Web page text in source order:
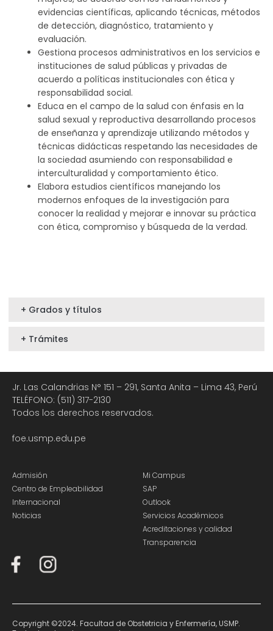
evidencias científicas, aplicando técnicas, métodos
de detección, diagnóstico, tratamiento y
evaluación.
Gestiona procesos administrativos en los servicios e
instituciones de salud públicas y privadas de
acuerdo a políticas institucionales con ética y
responsabilidad social.
Educa en el campo de la salud con énfasis en la
salud sexual y reproductiva desarrollando procesos
de enseñanza y aprendizaje utilizando métodos y
técnicas didácticas respetando las necesidades de
la sociedad asumiendo con responsabilidad e
interculturalidad y comportamiento ético.
Elabora estudios científicos manejando los
modernos enfoques de la investigación para
conocer la realidad y mejorar e innovar su práctica
con ética, compromiso y búsqueda de la verdad.
+ Grados y títulos
+ Trámites
Jr. Las Calandrias N° 151 – 291, Santa Anita – Lima 43, Perú
TELÉFONO: (511) 317-2130
Todos los derechos reservados.
foe.usmp.edu.pe
Admisión
Centro de Empleabilidad
Internacional
Noticias
Mi Campus
SAP
Outlook
Servicios Académicos
Acreditaciones y calidad
Transparencia
Copyright ©2024. Facultad de Obstetricia y Enfermería, USMP.